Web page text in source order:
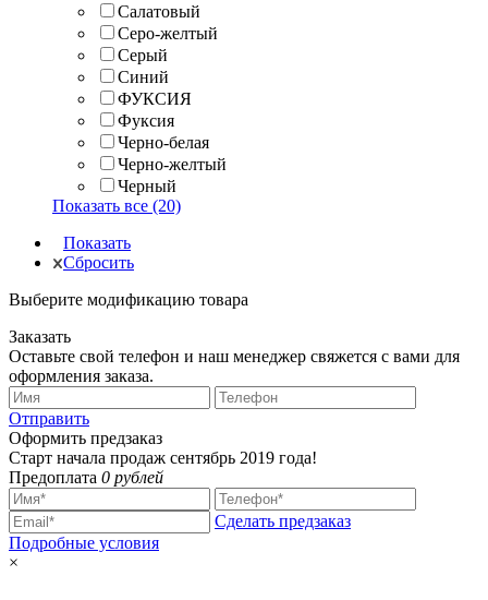
Салатовый
Серо-желтый
Серый
Синий
ФУКСИЯ
Фуксия
Черно-белая
Черно-желтый
Черный
Показать все (20)
Показать
Сбросить
Выберите модификацию товара
Заказать
Оставьте свой телефон и наш менеджер свяжется с вами для
оформления заказа.
Отправить
Оформить предзаказ
Старт начала продаж сентябрь 2019 года!
Предоплата 0 рублей
Сделать предзаказ
Подробные условия
×